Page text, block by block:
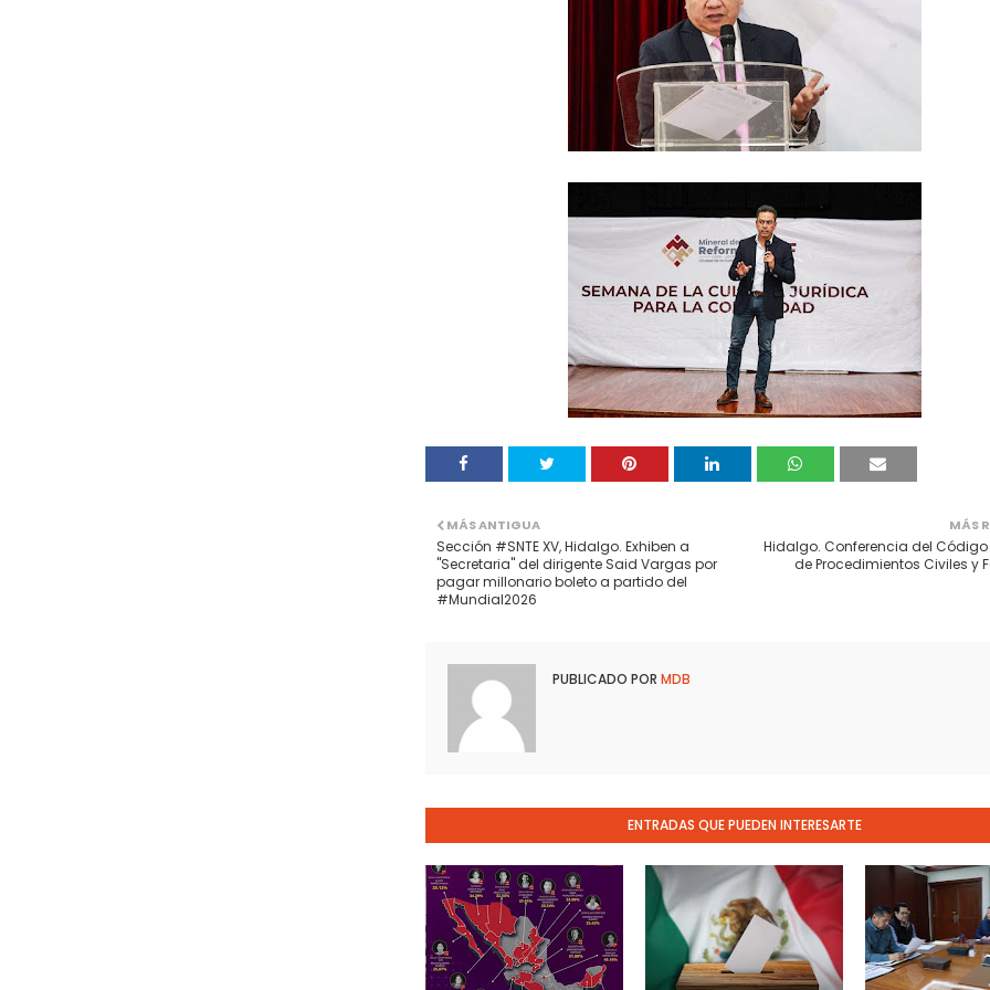
MÁS
Hidalgo. Conferencia del
de Procedimientos Civiles y
MÁS ANTIGUA
Sección #SNTE XV, Hidalgo. Exhiben a
"Secretaria" del dirigente Said Vargas por
pagar millonario boleto a partido del
#Mundial2026
PUBLICADO POR MDB
ENTRADAS QUE PUEDEN INTERESARTE